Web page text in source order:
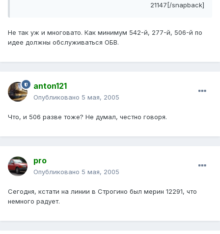
21147[/snapback]
Не так уж и многовато. Как минимум 542-й, 277-й, 506-й по
идее должны обслуживаться ОБВ.
anton121
Опубликовано 5 мая, 2005
Что, и 506 разве тоже? Не думал, честно говоря.
pro
Опубликовано 5 мая, 2005
Сегодня, кстати на линии в Строгино был мерин 12291, что
немного радует.